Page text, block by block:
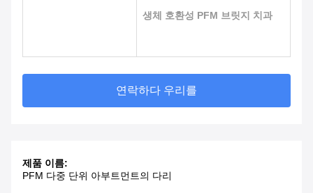
생체 호환성 PFM 브릿지 치과
연락하다 우리를
제품 이름:
PFM 다중 단위 아부트먼트의 다리